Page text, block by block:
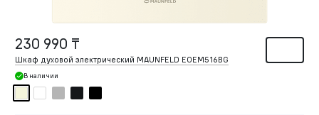
230 990 ₸
Шкаф духовой электрический MAUNFELD EOEM516BG
В наличии